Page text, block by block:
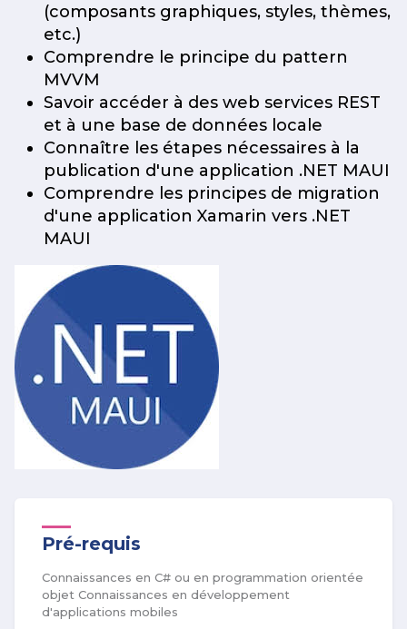
(composants graphiques, styles, thèmes,
etc.)
Comprendre le principe du pattern
MVVM
Savoir accéder à des web services REST
et à une base de données locale
Connaître les étapes nécessaires à la
publication d'une application .NET MAUI
Comprendre les principes de migration
d'une application Xamarin vers .NET
MAUI
Pré-requis
Connaissances en C# ou en programmation orientée
objet Connaissances en développement
d'applications mobiles